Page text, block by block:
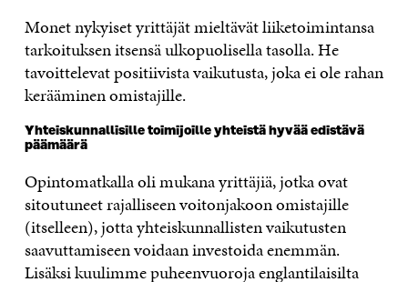
Monet nykyiset yrittäjät mieltävät liiketoimintansa
tarkoituksen itsensä ulkopuolisella tasolla. He
tavoittelevat positiivista vaikutusta, joka ei ole rahan
kerääminen omistajille.
Yhteiskunnallisille toimijoille yhteistä hyvää edistävä
päämäärä
Opintomatkalla oli mukana yrittäjiä, jotka ovat
sitoutuneet rajalliseen voitonjakoon omistajille
(itselleen), jotta yhteiskunnallisten vaikutusten
saavuttamiseen voidaan investoida enemmän.
Lisäksi kuulimme puheenvuoroja englantilaisilta